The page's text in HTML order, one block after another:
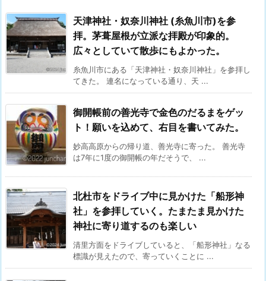
天津神社・奴奈川神社 (糸魚川市)を参
拝。茅葺屋根が立派な拝殿が印象的。
広々としていて散歩にもよかった。
糸魚川市にある「天津神社・奴奈川神社」を参拝し
てきた。 連名になっている通り、天 ...
御開帳前の善光寺で金色のだるまをゲッ
ト！願いを込めて、右目を書いてみた。
妙高高原からの帰り道、善光寺に寄った。 善光寺
は7年に1度の御開帳の年だそうで、 ...
北杜市をドライブ中に見かけた「船形神
社」を参拝していく。たまたま見かけた
神社に寄り道するのも楽しい
清里方面をドライブしていると、「船形神社」なる
標識が見えたので、寄っていくことに ...